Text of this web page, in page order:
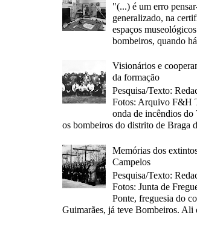
"(...) é um erro
generalizado, na
espaços
bombeiros, quando
Visionários e
da formação
Pesquisa/Texto:
Fotos: Arquivo F&H
onda de incêndios do
os bombeiros do distrito de Braga
Memórias dos
Campelos
Pesquisa/Texto:
Fotos: Junta de
Ponte, freguesia do
Guimarães, já teve Bombeiros. Ali